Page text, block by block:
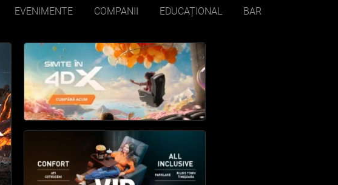
EVENIMENTE COMPANII EDUCAȚIONAL BAR